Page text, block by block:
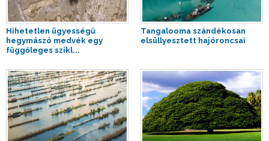
Hihetetlen ügyességű
hegymászó medvék egy
függőleges szikl...
Tangalooma szándékosan
elsüllyesztett hajóroncsai